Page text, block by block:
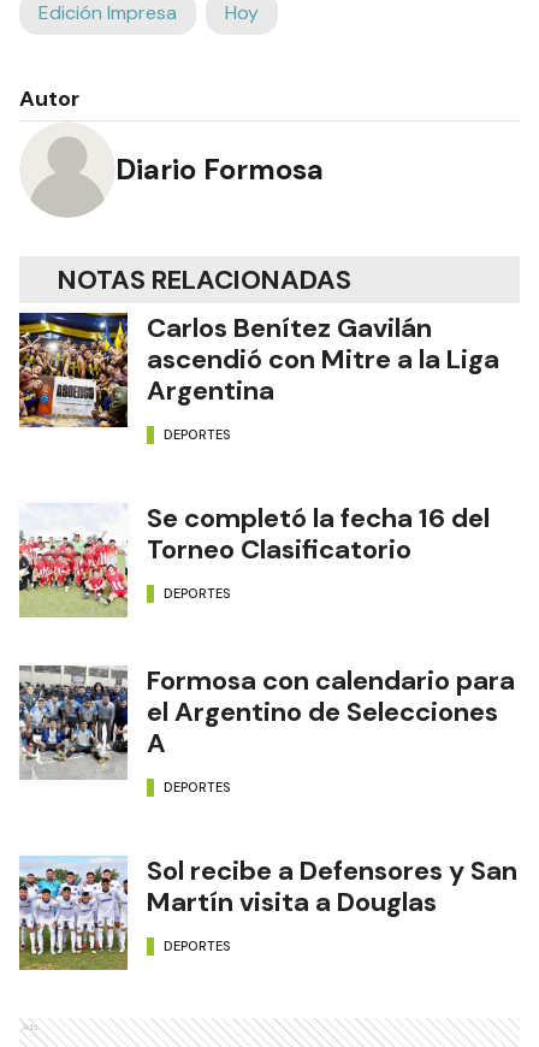
Edición Impresa Hoy
Autor
Diario Formosa
NOTAS RELACIONADAS
Carlos Benítez Gavilán
ascendió con Mitre a la Liga
Argentina
DEPORTES
Se completó la fecha 16 del
Torneo Clasificatorio
DEPORTES
Formosa con calendario para
el Argentino de Selecciones
A
DEPORTES
Sol recibe a Defensores y San
Martín visita a Douglas
DEPORTES
Ads